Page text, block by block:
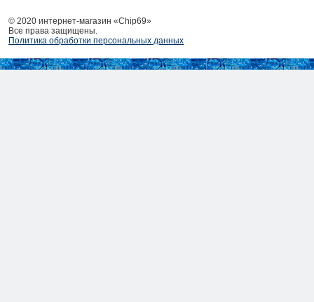
© 2020 интернет-магазин «Chip69»
Все права защищены.
Политика обработки персональных данных